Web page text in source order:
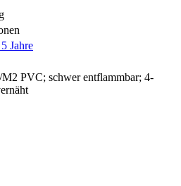
Jahre
PVC; schwer entflammbar; 4-